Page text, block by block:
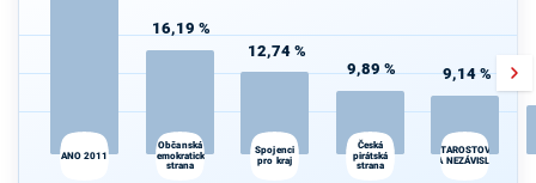
ANO 2011
16,19 %
Občanská
demokratická
strana
12,74 %
Spojenci
pro kraj
9,89 %
Česká
pirátská
strana
9,14 %
STAROSTOVÉ
A NEZÁVISLÍ